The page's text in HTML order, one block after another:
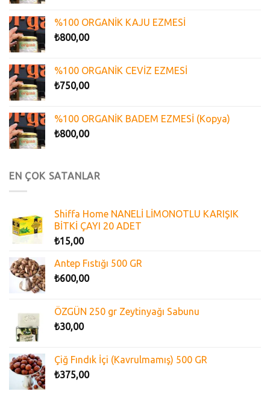
%100 ORGANİK KAJU EZMESİ
₺800,00
%100 ORGANİK CEVİZ EZMESİ
₺750,00
%100 ORGANİK BADEM EZMESİ (Kopya)
₺800,00
EN ÇOK SATANLAR
Shiffa Home NANELİ LİMONOTLU KARIŞIK
BİTKİ ÇAYI 20 ADET
₺15,00
Antep Fıstığı 500 GR
₺600,00
ÖZGÜN 250 gr Zeytinyağı Sabunu
₺30,00
Çiğ Fındık İçi (Kavrulmamış) 500 GR
₺375,00